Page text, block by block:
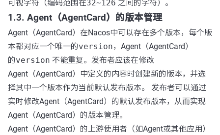
可视字符（编码范围在32~126 之间的字符）。
1.3. Agent（AgentCard）的版本管理
Agent（AgentCard）在Nacos中可以存在多个版本，每个版
本都对应一个唯一的version，Agent（AgentCard）
的version 不能重复。发布者应该在修改
Agent（AgentCard）中定义的内容时创建新的版本，并选
择其中一个版本作为当前默认发布版本。 发布者可以通过
实时修改Agent（AgentCard）的默认发布版本，从而实现
Agent（AgentCard）的版本管理。
Agent（AgentCard）的上游使用者（如Agent或其他应用）